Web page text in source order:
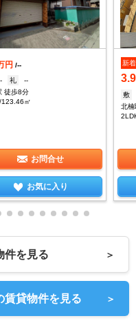
円 /--
礼
--
徒歩8分
123.46㎡
お問合せ
お気に入り
新着
3.9
敷
北楠
件を見る ＞
賃貸物件を見る ＞